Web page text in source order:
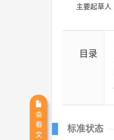
主要起草人
目录
标准状态
查
看
文